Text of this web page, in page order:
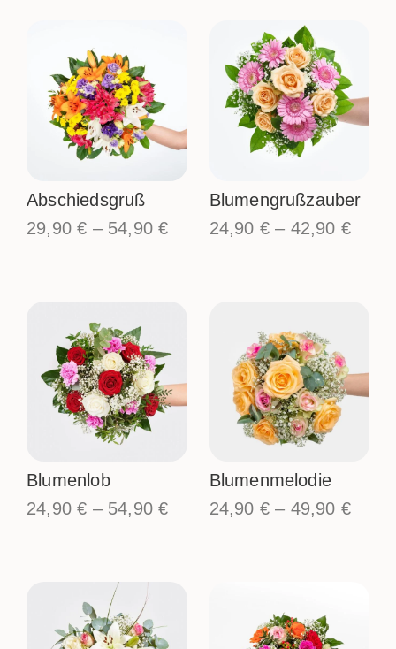
Abschiedsgruß
29,90€ – 54,90€
Blumengrußzauber
24,90 €– 42,90 €
Blumenlob
24,90€ – 54,90€
Blumenmelodie
24,90 €– 49,90 €